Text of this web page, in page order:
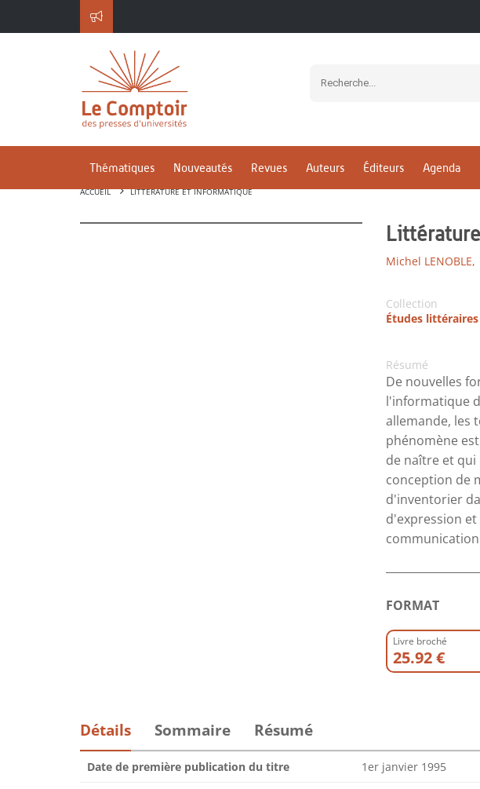
Thématiques Nouveautés Revues Auteurs Éditeurs Agenda
ACCUEIL LITTÉRATURE ET INFORMATIQUE
Michel LENOBLE,
Collection
Études littéraires
Résumé
De nouvelles
l'informatique
allemande, les
phénomène
de naître et qui
conception de
d'inventorier
d'expression
FORMAT
Livre broché
25.92 €
Détails Sommaire Résumé
Date de première publication du titre 1er janvier 1995